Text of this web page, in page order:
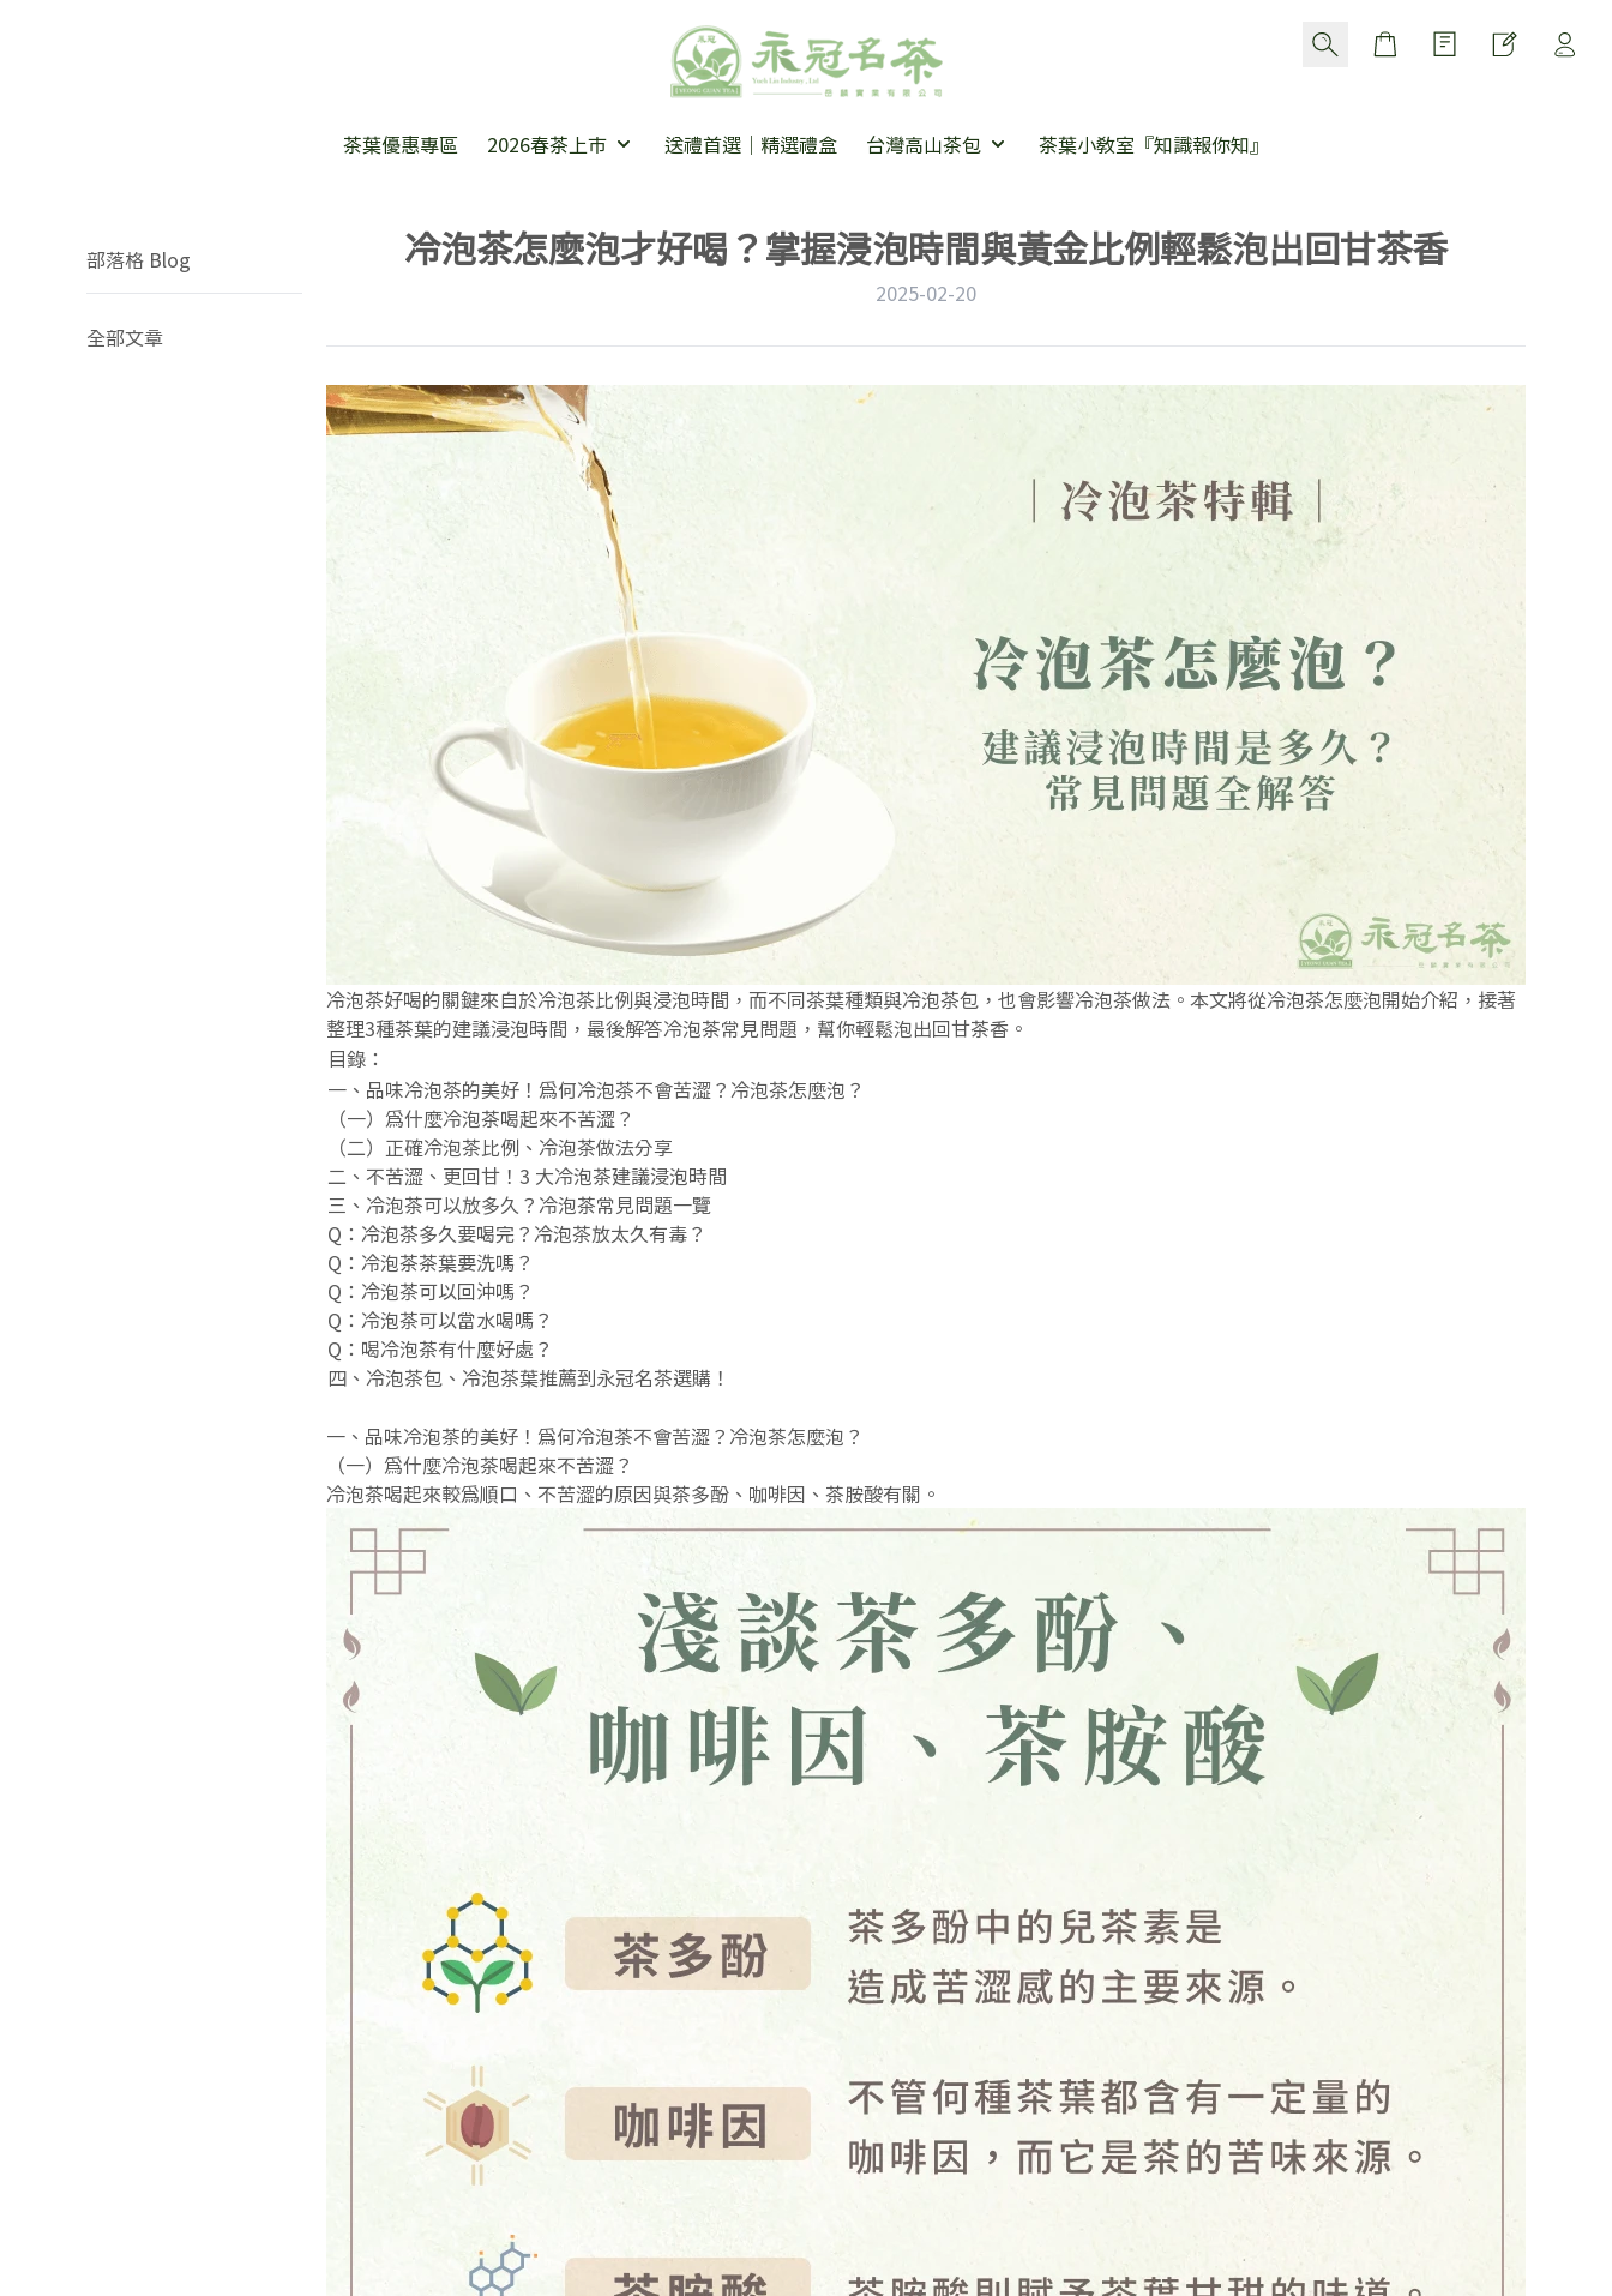
Cart
茶葉優惠專區 2026春茶上市 送禮首選｜精選禮盒 台灣高山茶包 茶葉小教室『知識報你知』
部落格 Blog
全部文章
冷泡茶怎麼泡才好喝？掌握浸泡時間與黃金比例輕鬆泡出回甘茶香
2025-02-20
冷泡茶好喝的關鍵來自於冷泡茶比例與浸泡時間，而不同茶葉種類與冷泡茶包，也會影響冷泡茶做法。本文將從冷泡茶怎麼泡開始介紹，接著
整理3種茶葉的建議浸泡時間，最後解答冷泡茶常見問題，幫你輕鬆泡出回甘茶香。
目錄：
一、品味冷泡茶的美好！為何冷泡茶不會苦澀？冷泡茶怎麼泡？
（一）為什麼冷泡茶喝起來不苦澀？
（二）正確冷泡茶比例、冷泡茶做法分享
二、不苦澀、更回甘！3 大冷泡茶建議浸泡時間
三、冷泡茶可以放多久？冷泡茶常見問題一覽
Q：冷泡茶多久要喝完？冷泡茶放太久有毒？
Q：冷泡茶茶葉要洗嗎？
Q：冷泡茶可以回沖嗎？
Q：冷泡茶可以當水喝嗎？
Q：喝冷泡茶有什麼好處？
四、冷泡茶包、冷泡茶葉推薦到永冠名茶選購！
一、品味冷泡茶的美好！為何冷泡茶不會苦澀？冷泡茶怎麼泡？
（一）為什麼冷泡茶喝起來不苦澀？
冷泡茶喝起來較為順口、不苦澀的原因與茶多酚、咖啡因、茶胺酸有關。